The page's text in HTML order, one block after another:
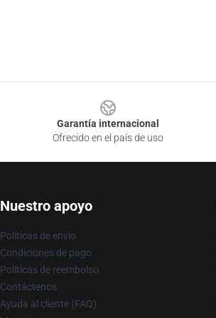
Garantía internacional
Ofrecido en el país de uso
Nuestro apoyo
Políticas de envío
Condiciones de pago
Políticas de reembolso
Contáctenos
Ayuda al cliente (FAQ)